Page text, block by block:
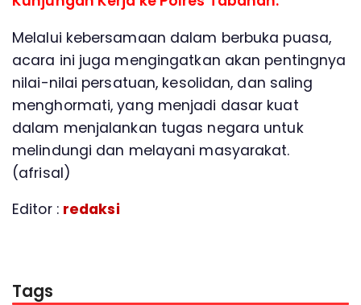
Melalui kebersamaan dalam berbuka puasa,
acara ini juga mengingatkan akan pentingnya
nilai-nilai persatuan, kesolidan, dan saling
menghormati, yang menjadi dasar kuat
dalam menjalankan tugas negara untuk
melindungi dan melayani masyarakat.
(afrisal)
Editor : redaksi
Tags